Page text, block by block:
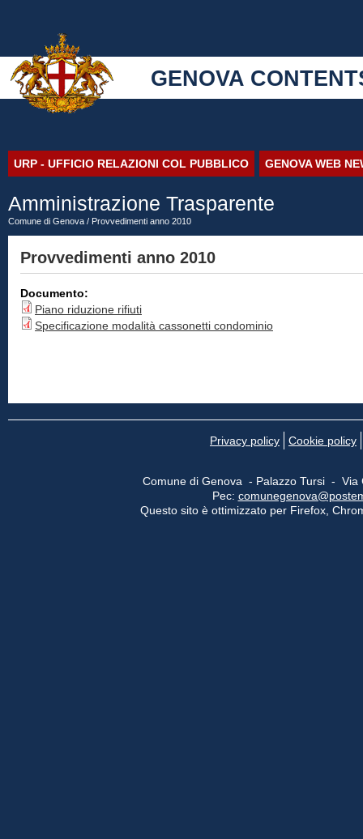
GENOVA
URP - UFFICIO RELAZIONI COL PUBBLICO GENOVA WEB
Amministrazione Trasparente
Comune di Genova / Provvedimenti anno 2010
Provvedimenti anno 2010
Documento:
Piano riduzione rifiuti
Specificazione modalità cassonetti condominio
Privacy policy Cookie policy
Comune di Genova - Palazzo Tursi -
Pec:
Questo sito è ottimizzato per Firefox,